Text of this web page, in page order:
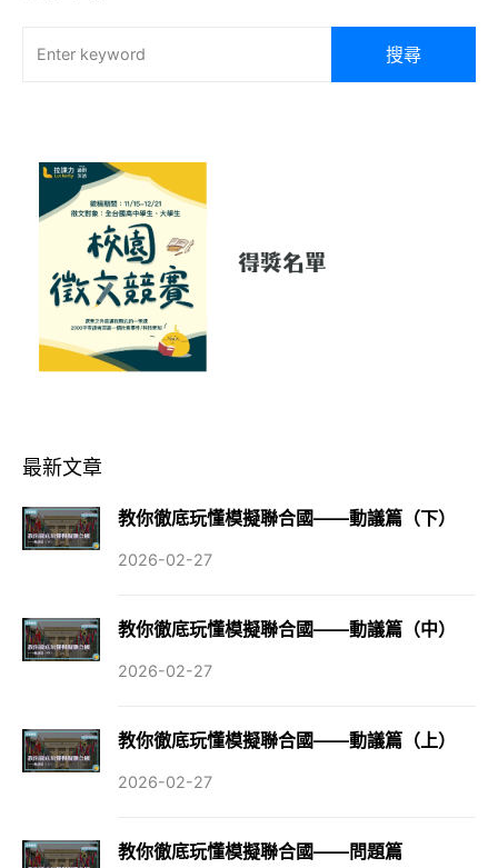
搜尋
最新文章
教你徹底玩懂模擬聯合國——動議篇（下）
2026-02-27
教你徹底玩懂模擬聯合國——動議篇（中）
2026-02-27
教你徹底玩懂模擬聯合國——動議篇（上）
2026-02-27
教你徹底玩懂模擬聯合國——問題篇